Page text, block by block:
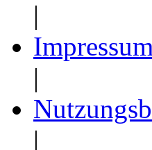
|
Impressum
|
|